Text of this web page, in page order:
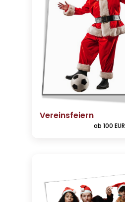
Vereinsfeiern
ab 100 EUR